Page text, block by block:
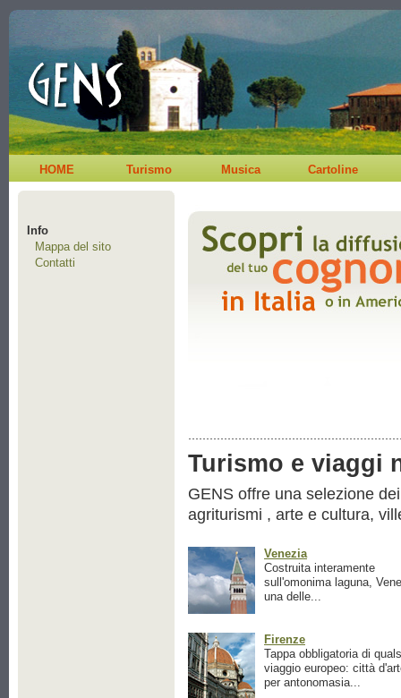
HOME Turismo Musica Cartoline
Info
Mappa del sito
Contatti
Turismo e viaggi
GENS offre una selezione
agriturismi , arte e cultura,
Venezia
Costruita interamente
sull'omonima laguna,
una delle...
Firenze
Tappa obbligatoria di
viaggio europeo: città
per antonomasia...